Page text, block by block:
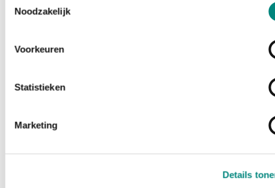
Noodzakelijk
Voorkeuren
Statistieken
Marketing
Details